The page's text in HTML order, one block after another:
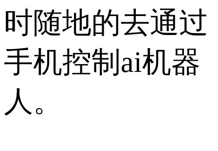
时随地的去通过
手机控制ai机器
人。